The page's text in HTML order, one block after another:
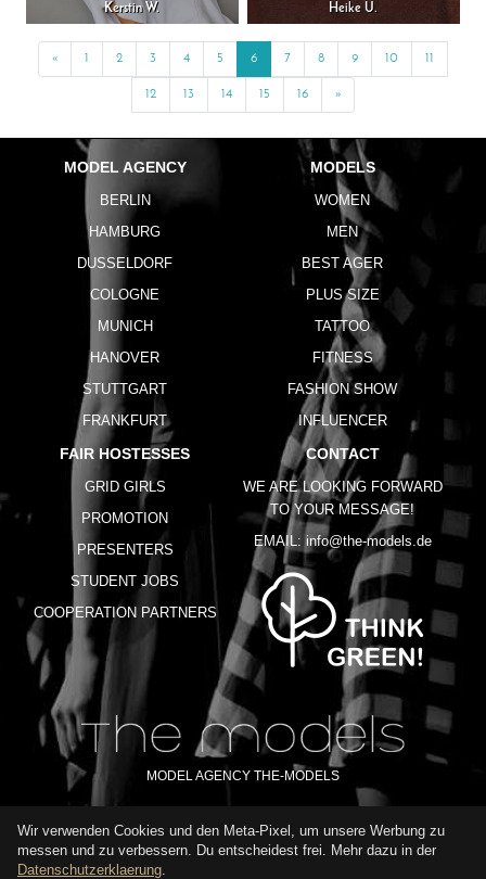
Kerstin W. Heike U.
« 2 3 4 5 6 7 8 9 10
12 13 14 15 16 »Next
MODEL AGENCY
BERLIN
HAMBURG
DUSSELDORF
COLOGNE
MUNICH
HANOVER
STUTTGART
FRANKFURT
MODELS
WOMEN
MEN
BEST AGER
PLUS SIZE
TATTOO
FITNESS
FASHION SHOW
INFLUENCER
FAIR HOSTESSES
GRID GIRLS
PROMOTION
PRESENTERS
STUDENT JOBS
COOPERATION PARTNERS
CONTACT
WE ARE LOOKING FORWARD
TO YOUR MESSAGE!
EMAIL: info@the-models.de
MODEL AGENCY THE-MODELS
IMPRINT GTC PRIVACY POLICY TERMS OF USE FAQ
Wir verwenden Cookies und den Meta-Pixel, um unsere Werbung zu
messen und zu verbessern. Du entscheidest frei. Mehr dazu in der
Datenschutzerklaerung.